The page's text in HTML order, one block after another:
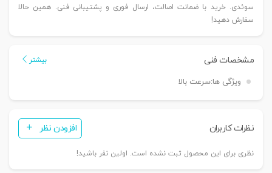
سوئدی. خرید با ضمانت اصالت، ارسال فوری و پشتیبانی فنی. همین حالا
سفارش دهید!
مشخصات فنی بیشتر
ویژگی ها:سرعت بالا
نظرات کاربران افزودن نظر
نظری برای این محصول ثبت نشده است. اولین نفر باشید!